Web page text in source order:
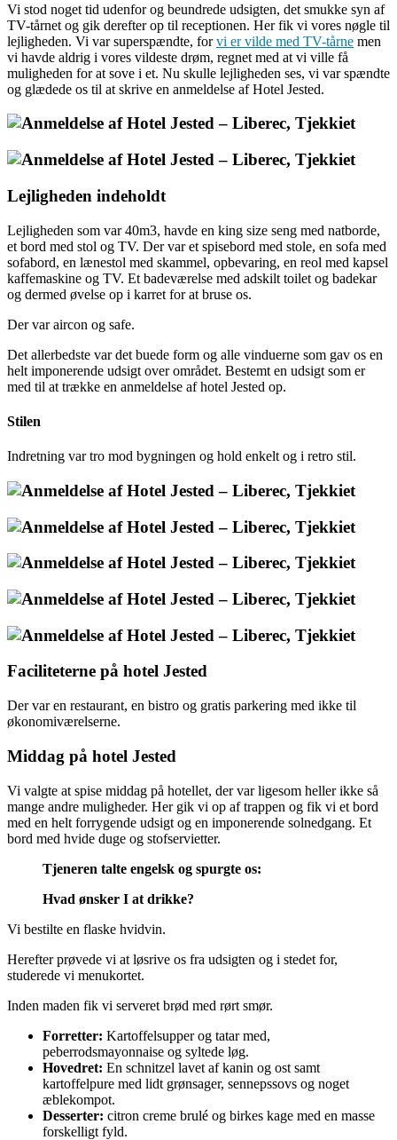
Vi stod noget tid udenfor og beundrede udsigten, det smukke syn af
TV-tårnet og gik derefter op til receptionen. Her fik vi vores nøgle til
lejligheden. Vi var superspændte, forvi er vilde med TV-tårne men
vi havde aldrig i vores vildeste drøm, regnet med at vi ville få
muligheden for at sove i et. Nu skulle lejligheden ses, vi var spændte
og glædede os til at skrive en anmeldelse af Hotel Jested.
Lejligheden indeholdt
Lejligheden som var 40m3, havde en king size seng med natborde,
et bord med stol og TV. Der var et spisebord med stole, en sofa med
sofabord, en lænestol med skammel, opbevaring, en reol med kapsel
kaffemaskine og TV. Et badeværelse med adskilt toilet og badekar
og dermed øvelse op i karret for at bruse os.
Der var aircon og safe.
Det allerbedste var det buede form og alle vinduerne som gav os en
helt imponerende udsigt over området. Bestemt en udsigt som er
med til at trække en anmeldelse af hotel Jested op.
Stilen
Indretning var tro mod bygningen og hold enkelt og i retro stil.
Faciliteterne på hotel Jested
Der var en restaurant, en bistro og gratis parkering med ikke til
økonomiværelserne.
Middag på hotel Jested
Vi valgte at spise middag på hotellet, der var ligesom heller ikke så
mange andre muligheder. Her gik vi op af trappen og fik vi et bord
med en helt forrygende udsigt og en imponerende solnedgang. Et
bord med hvide duge og stofservietter.
Tjeneren talte engelsk og spurgte os:
Hvad ønsker I at drikke?
Vi bestilte en flaske hvidvin.
Herefter prøvede vi at løsrive os fra udsigten og i stedet for,
studerede vi menukortet.
Inden maden fik vi serveret brød med rørt smør.
Forretter: Kartoffelsupper og tatar med,
peberrodsmayonnaise og syltede løg.
Hovedret: En schnitzel lavet af kanin og ost samt
kartoffelpure med lidt grønsager, sennepssovs og noget
æblekompot.
Desserter: citron creme brulé og birkes kage med en masse
forskelligt fyld.